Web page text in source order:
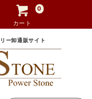
カート
0
ー卸通販サイト